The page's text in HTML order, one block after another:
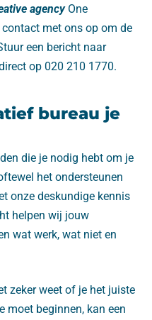
agencyOne
met ons op om de
een bericht naar
op 020 210 1770.
bureau je
die je nodig hebt om je
het ondersteunen
onze deskundige kennis
helpen wij jouw
wat werk, wat niet en
zeker weet of je het juiste
moet beginnen, kan een